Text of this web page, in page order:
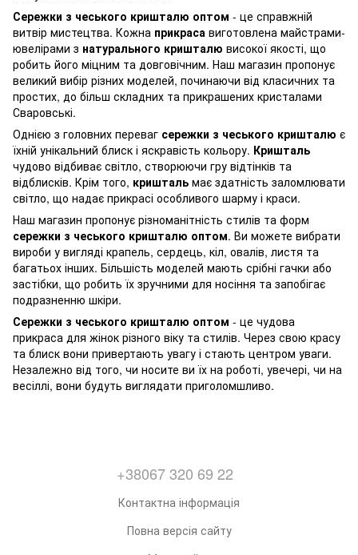
Сережки з чеського кришталю оптом - це справжній
витвір мистецтва. Кожна прикраса виготовлена майстрами-
ювелірами з натурального кришталю високої якості, що
робить його міцним та довговічним. Наш магазин пропонує
великий вибір різних моделей, починаючи від класичних та
простих, до більш складних та прикрашених кристалами
Сваровські.
Однією з головних переваг сережки з чеського кришталю є
їхній унікальний блиск і яскравість кольору. Кришталь
чудово відбиває світло, створюючи гру відтінків та
відблисків. Крім того, кришталь має здатність заломлювати
світло, що надає прикрасі особливого шарму і краси.
Наш магазин пропонує різноманітність стилів та форм
сережки з чеського кришталю оптом. Ви можете вибрати
вироби у вигляді крапель, сердець, кіл, овалів, листя та
багатьох інших. Більшість моделей мають срібні гачки або
застібки, що робить їх зручними для носіння та запобігає
подразненню шкіри.
Сережки з чеського кришталю оптом - це чудова
прикраса для жінок різного віку та стилів. Через свою красу
та блиск вони привертають увагу і стають центром уваги.
Незалежно від того, чи носите ви їх на роботі, увечері, чи на
весіллі, вони будуть виглядати приголомшливо.
+38067 320 69 22
Контактна інформація
Повна версія сайту